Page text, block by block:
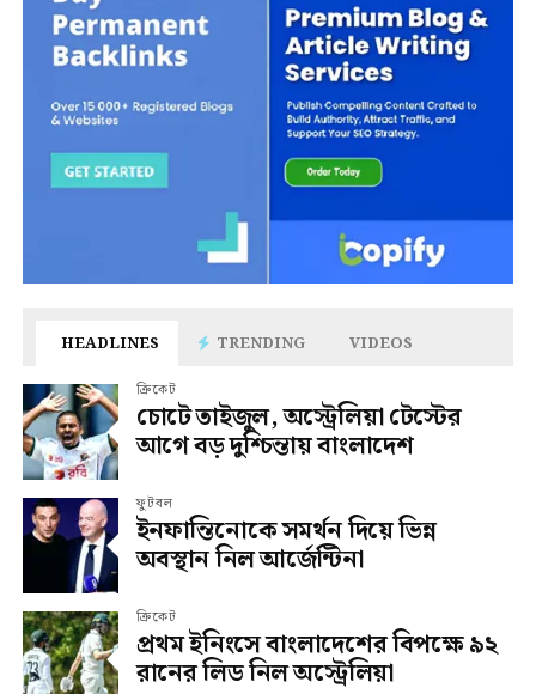
HEADLINES TRENDING VIDEOS
ক্রিকেট
চোটে তাইজুল, অস্ট্রেলিয়া টেস্টের
আগে বড় দুশ্চিন্তায় বাংলাদেশ
ফুটবল
ইনফান্তিনোকে সমর্থন দিয়ে ভিন্ন
অবস্থান নিল আর্জেন্টিনা
ক্রিকেট
প্রথম ইনিংসে বাংলাদেশের বিপক্ষে ৯২
রানের লিড নিল অস্ট্রেলিয়া